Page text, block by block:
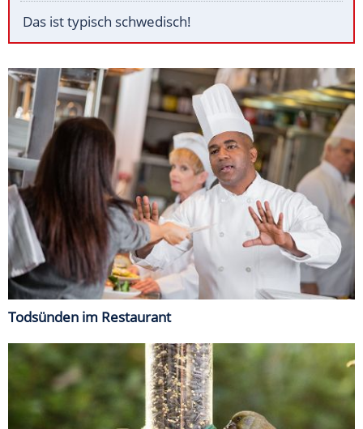
Das ist typisch schwedisch!
Todsünden im Restaurant